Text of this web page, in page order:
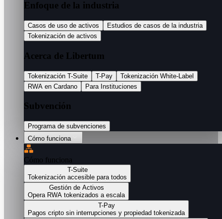
Enfoque de la industria
Casos de uso de activos
Estudios de casos de la industria
Tokenización de activos
Acerca de Libertum
Tokenización T-Suite T-Pay
Tokenización White-Label
RWA en Cardano
Para Instituciones
Subvención
Programa de subvenciones
Cómo funciona
Cómo funciona
T-Suite
Tokenización accesible para todos
Gestión de Activos
Opera RWA tokenizados a escala
T-Pay
Pagos cripto sin interrupciones y propiedad tokenizada